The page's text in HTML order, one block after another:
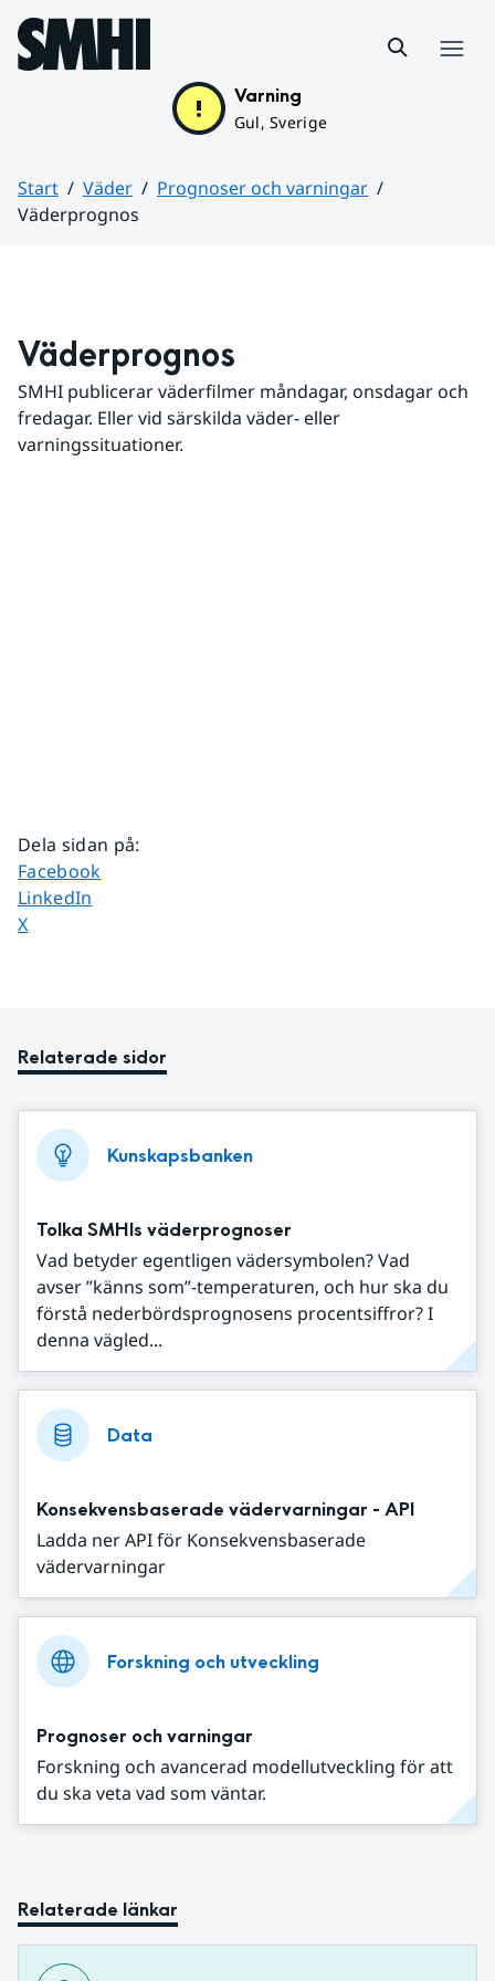
Hoppa till sidans innehåll
Varning
Gul, Sverige
Start Väder
Prognoser och varningar
Väderprognos
Väderprognos
SMHI publicerar väderfilmer måndagar, onsdagar och
fredagar. Eller vid särskilda väder- eller
varningssituationer.
Dela sidan på:
Dela sidan på
Facebook
Dela sidan på
LinkedIn
Dela sidan på
X
Relaterade sidor
Kunskapsbanken
Tolka SMHIs väderprognoser
Vad betyder egentligen vädersymbolen? Vad
avser ”känns som”-temperaturen, och hur ska du
förstå nederbördsprognosens procentsiffror? I
denna vägled...
Data
Konsekvensbaserade vädervarningar - API
Ladda ner API för Konsekvensbaserade
vädervarningar
Forskning och utveckling
Prognoser och varningar
Forskning och avancerad modellutveckling för att
du ska veta vad som väntar.
Relaterade länkar